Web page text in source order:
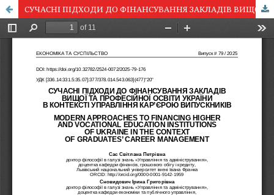
СУЧАСНІ ПІДХОДИ ДО ФІНАНСУВАННЯ ЗАКЛАДІВ ВИЩОЇ ТА ПРОФЕСІЙНОЇ ОСВІТИ УКРАЇНИ В КОНТЕКСТІ УПРАВЛІННЯ КАР’ЄРОЮ ВИПУСКНИКІВ